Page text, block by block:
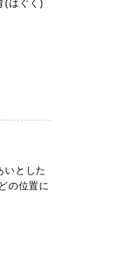
(はぐく)
いとした
の位置に